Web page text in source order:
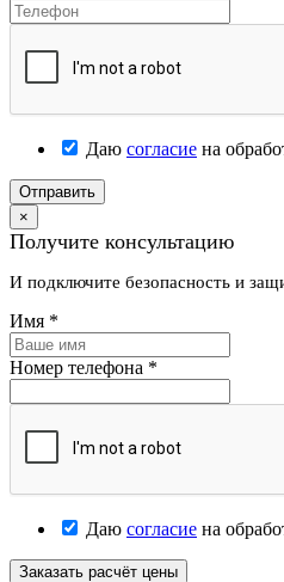
Даю согласие на
Отправить
×
Получите консультацию
И подключите безопасность и
Имя *
Номер телефона *
Даю согласие на
Заказать расчёт цены